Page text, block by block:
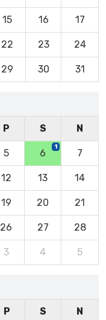
15 16 17
22 23 24
29 30 31
P S N
5 6
1
7
12 13 14
19 20 21
26 27 28
3 4 5
P S N